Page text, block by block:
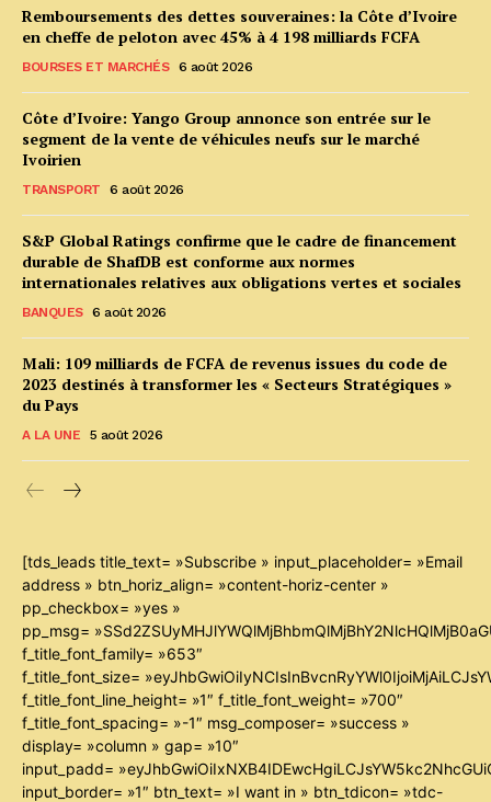
Remboursements des dettes souveraines: la Côte d’Ivoire
en cheffe de peloton avec 45% à 4 198 milliards FCFA
BOURSES ET MARCHÉS 6 août 2026
Côte d’Ivoire: Yango Group annonce son entrée sur le
segment de la vente de véhicules neufs sur le marché
Ivoirien
TRANSPORT 6 août 2026
S&P Global Ratings confirme que le cadre de financement
durable de ShafDB est conforme aux normes
internationales relatives aux obligations vertes et sociales
BANQUES 6 août 2026
Mali: 109 milliards de FCFA de revenus issues du code de
2023 destinés à transformer les « Secteurs Stratégiques »
du Pays
A LA UNE 5 août 2026
[tds_leads title_text= »Subscribe » input_placeholder= »Email
address » btn_horiz_align= »content-horiz-center »
pp_checkbox= »yes »
pp_msg=
f_title_font_family= »653″
f_title_font_size=
f_title_font_line_height= »1″ f_title_font_weight= »700″
f_title_font_spacing= »-1″ msg_composer= »success »
display= »column » gap= »10″
input_padd=
input_border= »1″ btn_text= »I want in » btn_tdicon= »tdc-